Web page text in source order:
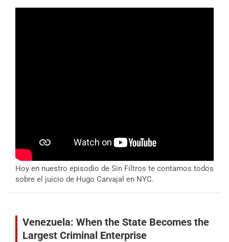
Hoy en nuestro episodio de Sin Filtros te contamos todos
sobre el juicio de Hugo Carvajal en NYC.
Venezuela: When the State Becomes the
Largest Criminal Enterprise